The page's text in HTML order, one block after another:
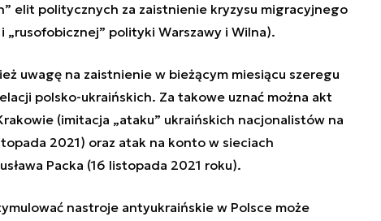
elit politycznych za zaistnienie kryzysu migracyjnego
„rusofobicznej” polityki Warszawy i Wilna).
uwagę na zaistnienie w bieżącym miesiącu szeregu
polsko-ukraińskich. Za takowe uznać można akt
(imitacja „ataku” ukraińskich nacjonalistów na
2021) oraz atak na konto w sieciach
Packa (16 listopada 2021 roku).
nastroje antyukraińskie w Polsce może